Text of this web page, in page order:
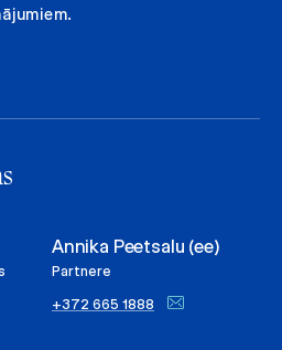
Annika Peetsalu (ee)
Partnere
+372 665 1888